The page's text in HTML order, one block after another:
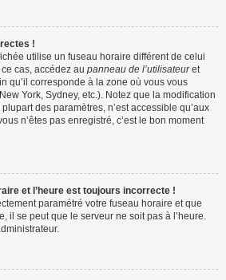
!
utilise un fuseau horaire différent de celui
cas, accédez au panneau de l’utilisateuret
qu’il corresponde à la zone où vous vous
York, Sydney, etc.). Notez que la modification
des paramètres, n’est accessible qu’aux
n’êtes pas enregistré, c’est le bon moment
et l’heure est toujours incorrecte !
paramétré votre fuseau horaire et que
il se peut que le serveur ne soit pas à l’heure.